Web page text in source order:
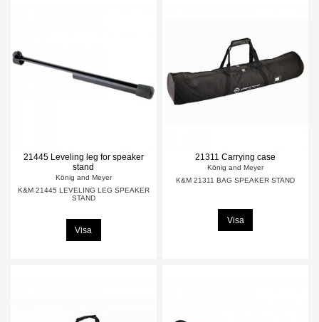
21445 Leveling leg for speaker
stand
König and Meyer
K&M 21445 LEVELING LEG SPEAKER
STAND
Visa
21311 Carrying case
König and Meyer
K&M 21311 BAG SPEAKER STAND
Visa